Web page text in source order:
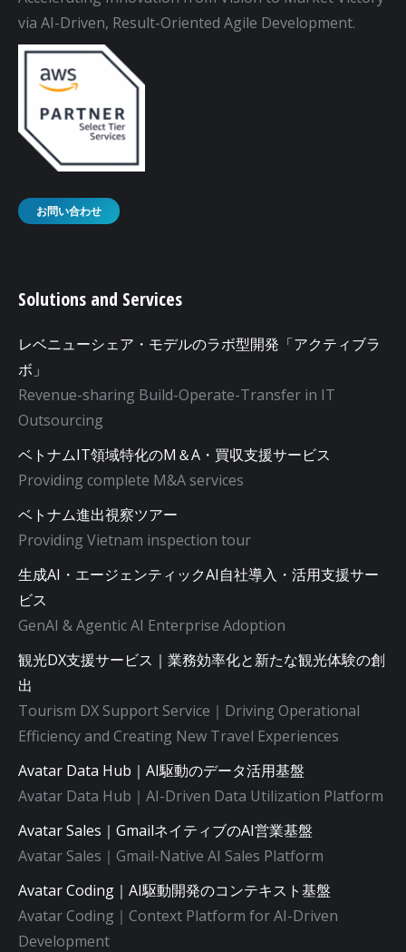
via AI-Driven, Result-Oriented Agile Development.
お問い合わせ
Solutions and Services
レベニューシェア・モデルのラボ型開発「アクティブラ
ボ」
Revenue-sharing Build-Operate-Transfer in IT
Outsourcing
ベトナムIT領域特化のM＆A・買収支援サービス
Providing complete M&A services
ベトナム進出視察ツアー
Providing Vietnam inspection tour
生成AI・エージェンティックAI自社導入・活用支援サー
ビス
GenAI & Agentic AI Enterprise Adoption
観光DX支援サービス｜業務効率化と新たな観光体験の創
出
Tourism DX Support Service｜Driving Operational
Efficiency and Creating New Travel Experiences
Avatar Data Hub｜AI駆動のデータ活用基盤
Avatar Data Hub｜AI-Driven Data Utilization Platform
Avatar Sales｜GmailネイティブのAI営業基盤
Avatar Sales｜Gmail-Native AI Sales Platform
Avatar Coding｜AI駆動開発のコンテキスト基盤
Avatar Coding｜Context Platform for AI-Driven
Development